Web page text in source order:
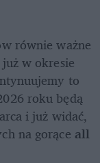
równie ważne
w okresie
to
roku będą
i już widać,
na gorące all